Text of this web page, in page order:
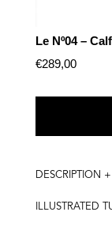
Le Nº04 –
€289,00
DESCRIPTION +
ILLUSTRATED